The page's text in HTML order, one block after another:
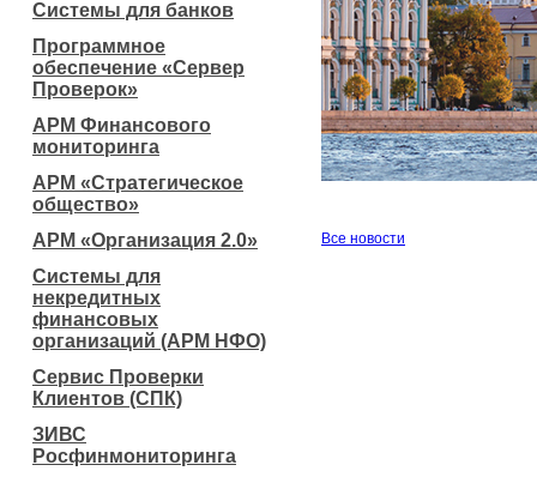
Системы для банков
Программное
обеспечение «Сервер
Проверок»
АРМ Финансового
мониторинга
АРМ «Стратегическое
общество»
АРМ «Организация 2.0»
Системы для
некредитных
финансовых
организаций (АРМ НФО)
Сервис Проверки
Клиентов (СПК)
ЗИВС
Росфинмониторинга
Все новости